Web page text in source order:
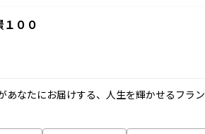
００
なたにお届けする、人生を輝かせるフラン